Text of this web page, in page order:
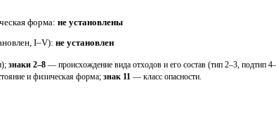
форма: не установлены
I–V): не установлен
знаки 2–8 — происхождение вида отходов и его состав (тип 2–3, подтип 4–
и физическая форма; знак 11 — класс опасности.